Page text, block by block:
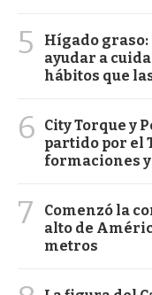
5
Hígado graso:
ayudar a
hábitos que
6
City Torque y
partido por el
formaciones
7
Comenzó la
alto de
metros